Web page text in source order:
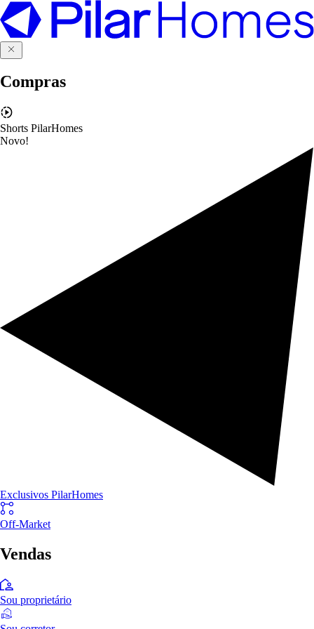
Compras
Shorts PilarHomes
Novo!
Exclusivos PilarHomes
Off-Market
Vendas
Sou proprietário